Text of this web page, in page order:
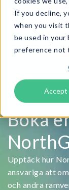
If you decline,
when you visit
be used in your
preference not
Accept
Produkt
Tjänster
Resurser
Om oss
Boka
Upptäck hur
ansvariga att
och andra